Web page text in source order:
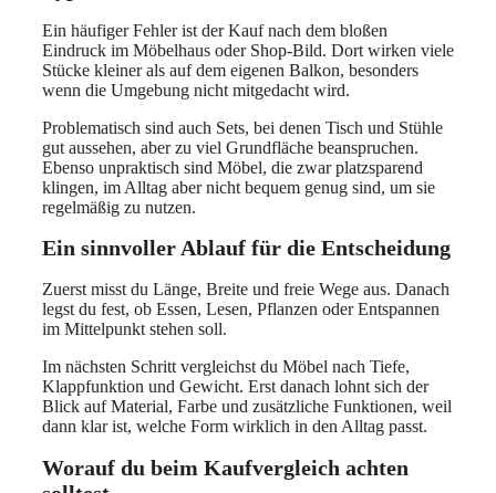
Ein häufiger Fehler ist der Kauf nach dem bloßen
Eindruck im Möbelhaus oder Shop-Bild. Dort wirken viele
Stücke kleiner als auf dem eigenen Balkon, besonders
wenn die Umgebung nicht mitgedacht wird.
Problematisch sind auch Sets, bei denen Tisch und Stühle
gut aussehen, aber zu viel Grundfläche beanspruchen.
Ebenso unpraktisch sind Möbel, die zwar platzsparend
klingen, im Alltag aber nicht bequem genug sind, um sie
regelmäßig zu nutzen.
Ein sinnvoller Ablauf für die Entscheidung
Zuerst misst du Länge, Breite und freie Wege aus. Danach
legst du fest, ob Essen, Lesen, Pflanzen oder Entspannen
im Mittelpunkt stehen soll.
Im nächsten Schritt vergleichst du Möbel nach Tiefe,
Klappfunktion und Gewicht. Erst danach lohnt sich der
Blick auf Material, Farbe und zusätzliche Funktionen, weil
dann klar ist, welche Form wirklich in den Alltag passt.
Worauf du beim Kaufvergleich achten